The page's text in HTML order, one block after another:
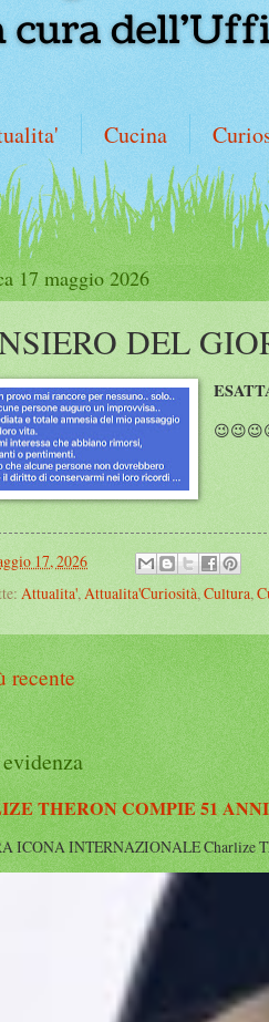
Cucina
17 maggio 2026
DEL
17, 2026
Attualita',Attualita'Curiosità,Cultura,
recente
THERON COMPIE 51 ANNI
ICONA INTERNAZIONALE Charlize